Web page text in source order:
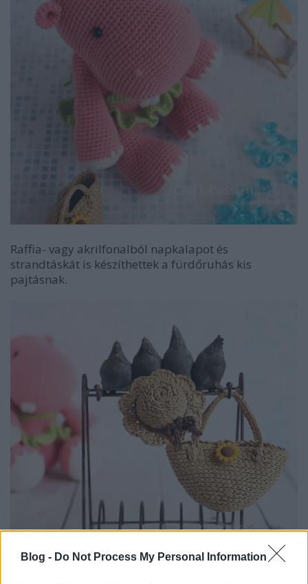
Blog - Do Not Process My Personal Information
Raffia- vagy akrilfonalból napkalapot és
strandtáskát is készíthettek a fürdőruhás kis
pajtásnak.